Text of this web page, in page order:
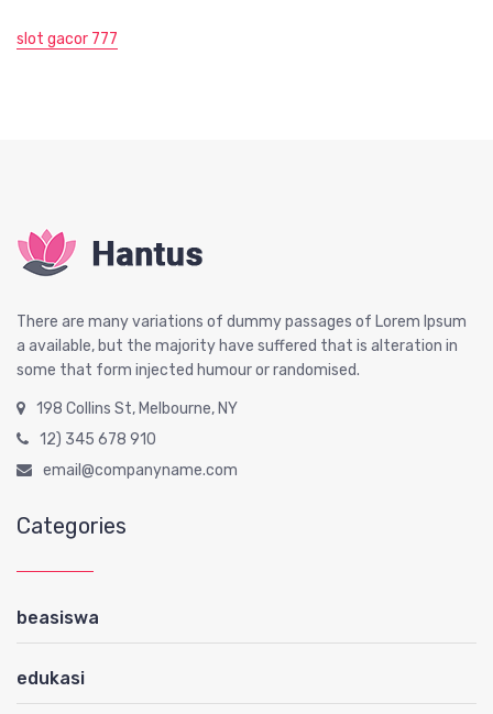
slot gacor 777
There are many variations of dummy passages of Lorem Ipsum
a available, but the majority have suffered that is alteration in
some that form injected humour or randomised.
198 Collins St, Melbourne, NY
12) 345 678 910
email@companyname.com
Categories
beasiswa
edukasi